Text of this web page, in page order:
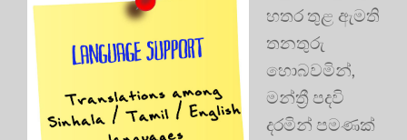
හතර තුළ ඇමති
තනතුරු
හොබවමින්,
මන්ත්‍රී පදවි
දරමින් පමණක්